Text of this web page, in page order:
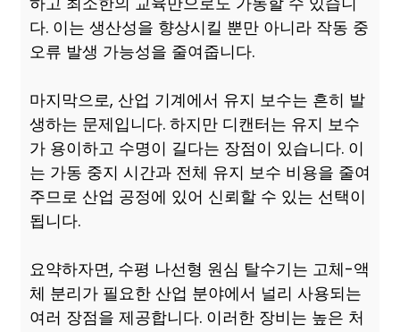
다. 이는 생산성을 향상시킬 뿐만 아니라 작동 중
오류 발생 가능성을 줄여줍니다.
마지막으로, 산업 기계에서 유지 보수는 흔히 발
생하는 문제입니다. 하지만 디캔터는 유지 보수
가 용이하고 수명이 길다는 장점이 있습니다. 이
는 가동 중지 시간과 전체 유지 보수 비용을 줄여
주므로 산업 공정에 있어 신뢰할 수 있는 선택이
됩니다.
요약하자면, 수평 나선형 원심 탈수기는 고체-액
체 분리가 필요한 산업 분야에서 널리 사용되는
여러 장점을 제공합니다. 이러한 장비는 높은 처